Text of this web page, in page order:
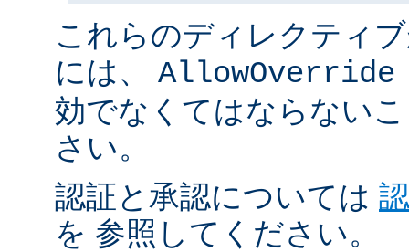
これらのディレクティ
には、 AllowOverride
効でなくてはならない
さい。
認証と承認については
を 参照してください。